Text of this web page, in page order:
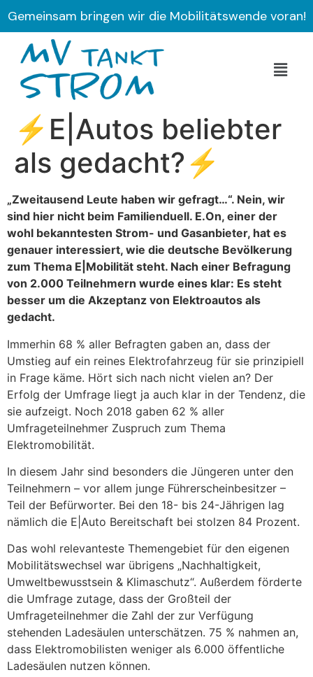
Gemeinsam bringen wir die Mobilitätswende voran!
⚡E|Autos beliebter
als gedacht?⚡
„Zweitausend Leute haben wir gefragt…“. Nein, wir
sind hier nicht beim Familienduell. E.On, einer der
wohl bekanntesten Strom- und Gasanbieter, hat es
genauer interessiert, wie die deutsche Bevölkerung
zum Thema E|Mobilität steht. Nach einer Befragung
von 2.000 Teilnehmern wurde eines klar: Es steht
besser um die Akzeptanz von Elektroautos als
gedacht.
Immerhin 68 % aller Befragten gaben an, dass der
Umstieg auf ein reines Elektrofahrzeug für sie prinzipiell
in Frage käme. Hört sich nach nicht vielen an? Der
Erfolg der Umfrage liegt ja auch klar in der Tendenz, die
sie aufzeigt. Noch 2018 gaben 62 % aller
Umfrageteilnehmer Zuspruch zum Thema
Elektromobilität.
In diesem Jahr sind besonders die Jüngeren unter den
Teilnehmern – vor allem junge Führerscheinbesitzer –
Teil der Befürworter. Bei den 18- bis 24-Jährigen lag
nämlich die E|Auto Bereitschaft bei stolzen 84 Prozent.
Das wohl relevanteste Themengebiet für den eigenen
Mobilitätswechsel war übrigens „Nachhaltigkeit,
Umweltbewusstsein & Klimaschutz“. Außerdem förderte
die Umfrage zutage, dass der Großteil der
Umfrageteilnehmer die Zahl der zur Verfügung
stehenden Ladesäulen unterschätzen. 75 % nahmen an,
dass Elektromobilisten weniger als 6.000 öffentliche
Ladesäulen nutzen können.